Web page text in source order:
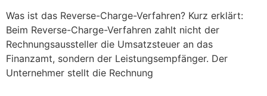
Was ist das Reverse-Charge-Verfahren? Kurz erklärt:
Beim Reverse-Charge-Verfahren zahlt nicht der
Rechnungsaussteller die Umsatzsteuer an das
Finanzamt, sondern der Leistungsempfänger. Der
Unternehmer stellt die Rechnung